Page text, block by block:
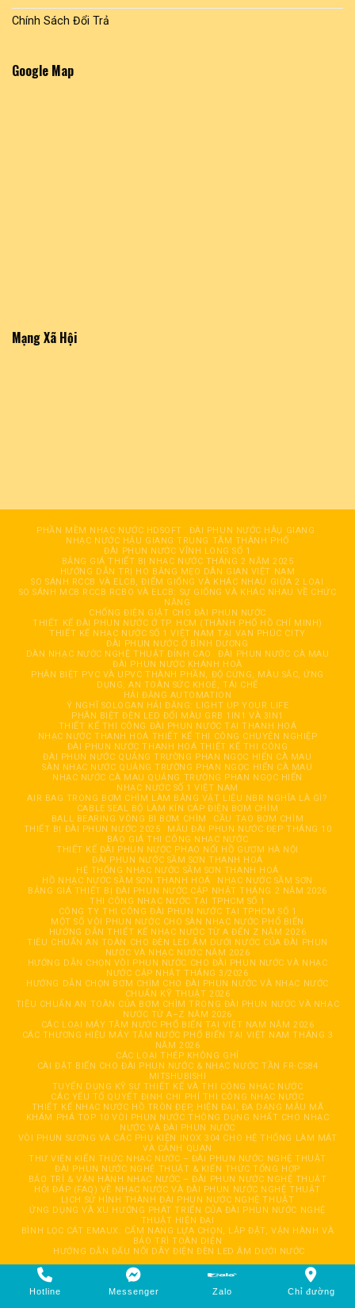
Chính Sách Đổi Trả
Google Map
Mạng Xã Hội
Hotline Messenger Zalo Chỉ đường
PHẦN MỀM NHẠC NƯỚC HDSOFT
ĐÀI PHUN NƯỚC HÂỤ GIANG
NHẠC NƯỚC HẬU GIANG TRUNG TÂM THÀNH PHỐ
ĐÀI PHUN NƯỚC VĨNH LONG SỐ 1
BẢNG GIÁ THIẾT BỊ NHẠC NƯỚC THÁNG 2 NĂM 2025
HƯỚNG DẪN TRỊ HO BẰNG MẸO DÂN GIAN VIỆT NAM
SO SÁNH RCCB VÀ ELCB, ĐIỂM GIỐNG VÀ KHÁC NHAU GIỮA 2 LOẠI
SO SÁNH MCB RCCB RCBO VÀ ELCB: SỰ GIỐNG VÀ KHÁC NHAU VỀ CHỨC
NĂNG
CHỐNG ĐIỆN GIẬT CHO ĐÀI PHUN NƯỚC
THIẾT KẾ ĐÀI PHUN NƯỚC Ở TP. HCM (THÀNH PHỐ HỒ CHÍ MINH)
THIẾT KẾ NHẠC NƯỚC SỐ 1 VIỆT NAM TẠI VẠN PHÚC CITY
ĐÀI PHUN NƯỚC Ở BÌNH DƯƠNG
DÀN NHẠC NƯỚC NGHỆ THUẬT ĐỈNH CAO
ĐÀI PHUN NƯỚC CÀ MAU
ĐÀI PHUN NƯỚC KHÁNH HOÀ
PHÂN BIỆT PVC VÀ UPVC THÀNH PHẦN, ĐỘ CỨNG, MÀU SẮC, ỨNG
DỤNG, AN TOÀN SỨC KHOẺ, TÁI CHẾ
HẢI ĐĂNG AUTOMATION
Ý NGHĨ SOLOGAN HẢI ĐĂNG: LIGHT UP YOUR LIFE
PHÂN BIỆT ĐÈN LED ĐỔI MÀU GRB 1IN1 VÀ 3IN1
THIẾT KẾ THI CÔNG ĐÀI PHUN NƯỚC TẠI THANH HOÁ
NHẠC NƯỚC THANH HOÁ THIẾT KẾ THI CÔNG CHUYÊN NGHIỆP
ĐÀI PHUN NƯỚC THANH HOÁ THIẾT KẾ THI CÔNG
ĐÀI PHUN NƯỚC QUẢNG TRƯỜNG PHAN NGỌC HIỂN CÀ MAU
SÀN NHẠC NƯỚC QUẢNG TRƯỜNG PHAN NGỌC HIỂN CÀ MAU
NHẠC NƯỚC CÀ MAU QUẢNG TRƯỜNG PHAN NGỌC HIỂN
NHẠC NƯỚC SỐ 1 VIỆT NAM
AIR BAG TRONG BƠM CHÌM LÀM BẰNG VẬT LIỆU NBR NGHĨA LÀ GÌ?
CABLE SEAL BỘ LÀM KÍN CÁP ĐIỆN BƠM CHÌM
BALL BEARING VÒNG BI BƠM CHÌM
CẦU TẠO BƠM CHÌM
THIẾT BỊ ĐÀI PHUN NƯỚC 2025
MẪU ĐÀI PHUN NƯỚC ĐẸP THÁNG 10
BÁO GIÁ THI CÔNG NHẠC NƯỚC
THIẾT KẾ ĐÀI PHUN NƯỚC PHAO NỔI HỒ GƯƠM HÀ NỘI
ĐÀI PHUN NƯỚC SẦM SƠN THANH HOÁ
HỆ THỐNG NHẠC NƯỚC SẦM SƠN THANH HOÁ
HỒ NHẠC NƯỚC SẦM SƠN THANH HOÁ
NHẠC NƯỚC SẦM SƠN
BẢNG GIÁ THIẾT BỊ ĐÀI PHUN NƯỚC CẬP NHẬT THÁNG 2 NĂM 2026
THI CÔNG NHẠC NƯỚC TẠI TPHCM SỐ 1
CÔNG TY THI CÔNG ĐÀI PHUN NƯỚC TẠI TPHCM SỐ 1
MỘT SỐ VÒI PHUN NƯỚC CHO SÀN NHẠC NƯỚC PHỔ BIẾN
HƯỚNG DẪN THIẾT KẾ NHẠC NƯỚC TỪ A ĐẾN Z NĂM 2026
TIÊU CHUẨN AN TOÀN CHO ĐÈN LED ÂM DƯỚI NƯỚC CỦA ĐÀI PHUN
NƯỚC VÀ NHẠC NƯỚC NĂM 2026
HƯỚNG DẪN CHỌN VÒI PHUN NƯỚC CHO ĐÀI PHUN NƯỚC VÀ NHẠC
NƯỚC CẬP NHẬT THÁNG 3/2026
HƯỚNG DẪN CHỌN BƠM CHÌM CHO ĐÀI PHUN NƯỚC VÀ NHẠC NƯỚC
CHUẨN KỸ THUẬT 2026
TIÊU CHUẨN AN TOÀN CỦA BƠM CHÌM TRONG ĐÀI PHUN NƯỚC VÀ NHẠC
NƯỚC TỪ A–Z NĂM 2026
CÁC LOẠI MÁY TĂM NƯỚC PHỔ BIẾN TẠI VIỆT NAM NĂM 2026
CÁC THƯƠNG HIỆU MÁY TĂM NƯỚC PHỔ BIẾN TẠI VIỆT NAM THÁNG 3
NĂM 2026
CÁC LOẠI THÉP KHÔNG GHỈ
CÀI ĐẶT BIẾN CHO ĐÀI PHUN NƯỚC & NHẠC NƯỚC TẦN FR-CS84
MITSHUBISHI
TUYỂN DỤNG KỸ SƯ THIẾT KẾ VÀ THI CÔNG NHẠC NƯỚC
CÁC YẾU TỐ QUYẾT ĐỊNH CHI PHÍ THI CÔNG NHẠC NƯỚC
THIẾT KẾ NHẠC NƯỚC HỒ TRÒN ĐẸP, HIỆN ĐẠI, ĐA DẠNG MẪU MÃ
KHÁM PHÁ TOP 10 VÒI PHUN NƯỚC THÔNG DỤNG NHẤT CHO NHẠC
NƯỚC VÀ ĐÀI PHUN NƯỚC
VÒI PHUN SƯƠNG VÀ CÁC PHỤ KIỆN INOX 304 CHO HỆ THỐNG LÀM MÁT
VÀ CẢNH QUAN
THƯ VIỆN KIẾN THỨC NHẠC NƯỚC – ĐÀI PHUN NƯỚC NGHỆ THUẬT
ĐÀI PHUN NƯỚC NGHỆ THUẬT & KIẾN THỨC TỔNG HỢP
BẢO TRÌ & VẬN HÀNH NHẠC NƯỚC – ĐÀI PHUN NƯỚC NGHỆ THUẬT
HỎI ĐÁP (FAQ) VỀ NHẠC NƯỚC VÀ ĐÀI PHUN NƯỚC NGHỆ THUẬT
LỊCH SỬ HÌNH THÀNH ĐÀI PHUN NƯỚC NGHỆ THUẬT
ỨNG DỤNG VÀ XU HƯỚNG PHÁT TRIỂN CỦA ĐÀI PHUN NƯỚC NGHỆ
THUẬT HIỆN ĐẠI
BÌNH LỌC CÁT EMAUX: CẨM NANG LỰA CHỌN, LẮP ĐẶT, VẬN HÀNH VÀ
BẢO TRÌ TOÀN DIỆN
HƯỚNG DẪN ĐẤU NỐI DÂY ĐIỆN ĐÈN LED ÂM DƯỚI NƯỚC
Copyright 2026 © CÔNG TY TNHH TỰ ĐỘNG HOÁ GIẢI TRÍ HẢI ĐĂNG. All
rights reserved. Design byHaiDang